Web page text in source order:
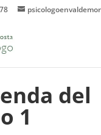
del
1